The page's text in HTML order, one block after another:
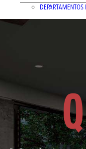
DEPARTAMENTOS